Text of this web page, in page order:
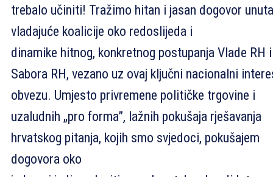
trebalo učiniti! Tražimo hitan i jasan dogovor
vladajuće koalicije oko redoslijeda i
dinamike hitnog, konkretnog postupanja Vlade RH i
Sabora RH, vezano uz ovaj ključni nacionalni
obvezu. Umjesto privremene političke trgovine i
uzaludnih „pro forma”, lažnih pokušaja rješavanja
hrvatskog pitanja, kojih smo svjedoci, pokušajem
dogovora oko